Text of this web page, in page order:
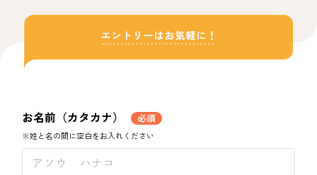
お名前（カタカナ） 必須
※姓と名の間に空白をお入れください